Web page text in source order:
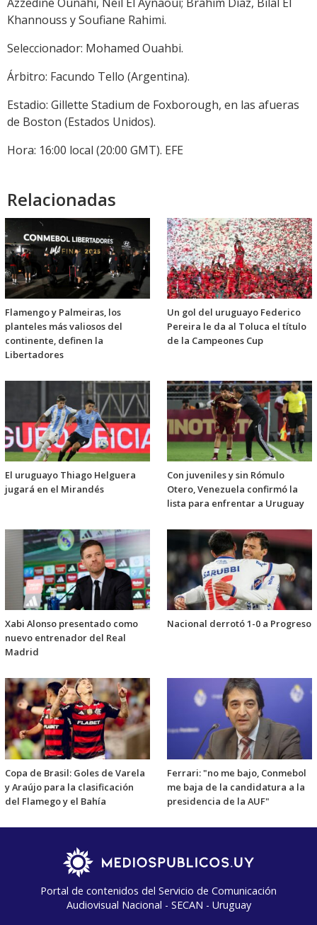
Khannouss y Soufiane Rahimi.
Seleccionador: Mohamed Ouahbi.
Árbitro: Facundo Tello (Argentina).
Estadio: Gillette Stadium de Foxborough, en las afueras
de Boston (Estados Unidos).
Hora: 16:00 local (20:00 GMT). EFE
Relacionadas
Flamengo y Palmeiras, los
planteles más valiosos del
continente, definen la
Libertadores
Un gol del uruguayo Federico
Pereira le da al Toluca el título
de la Campeones Cup
El uruguayo Thiago Helguera
jugará en el Mirandés
Con juveniles y sin Rómulo
Otero, Venezuela confirmó la
lista para enfrentar a Uruguay
Xabi Alonso presentado como
nuevo entrenador del Real
Madrid
Nacional derrotó 1-0 a Progreso
Copa de Brasil: Goles de Varela
y Araújo para la clasificación
del Flamego y el Bahía
Ferrari: "no me bajo, Conmebol
me baja de la candidatura a la
presidencia de la AUF"
Portal de contenidos del Servicio de Comunicación
Audiovisual Nacional - SECAN - Uruguay